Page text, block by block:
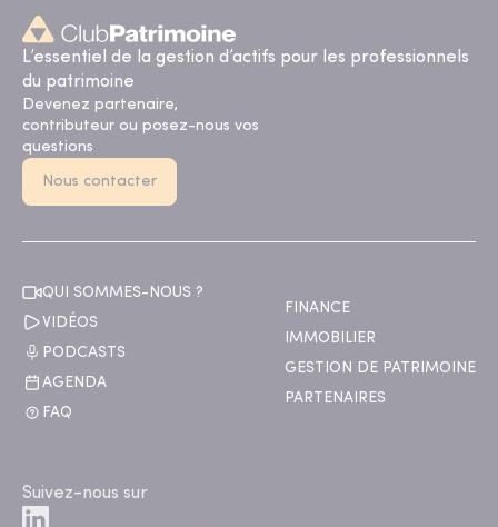
L’essentiel de la gestion d’actifs pour les professionnels
du patrimoine
Devenez partenaire,
contributeur ou posez-nous vos
questions
Nous contacter
QUI SOMMES-NOUS ?
VIDÉOS
PODCASTS
AGENDA
FAQ
FINANCE
IMMOBILIER
GESTION DE PATRIMOINE
PARTENAIRES
Suivez-nous sur